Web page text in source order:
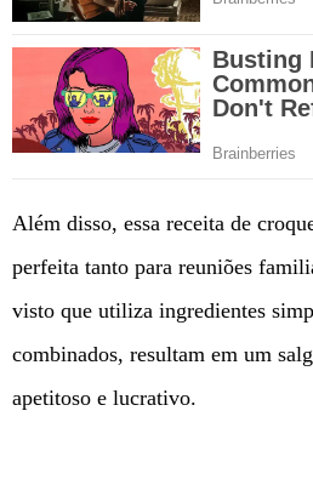
Além disso, essa receita de
perfeita tanto para reuniões
visto que utiliza ingredientes
combinados, resultam em um
apetitoso e lucrativo.